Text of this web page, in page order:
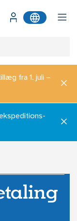
fra 1. juli –